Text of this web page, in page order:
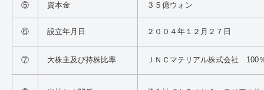
⑤ 資本金 ３５億ウォン
⑥ 設立年月日 ２００４年１２月２７日
⑦ 大株主及び持株比率 ＪＮＣマテリアル株式会社 100